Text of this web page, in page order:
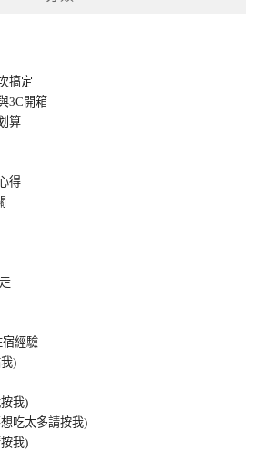
搞定
3C開箱
算
得
宿經驗
)
我)
吃太多請按我)
我)